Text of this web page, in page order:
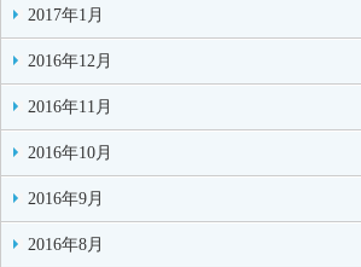
2017年1月
2016年12月
2016年11月
2016年10月
2016年9月
2016年8月